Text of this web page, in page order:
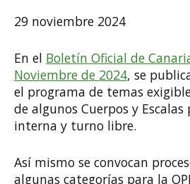
29 noviembre 2024
En el Boletín Oficial de
Noviembre de 2024, se
el programa de temas
de algunos Cuerpos y
interna y turno libre.
Así mismo se convocan
algunas categorías para la